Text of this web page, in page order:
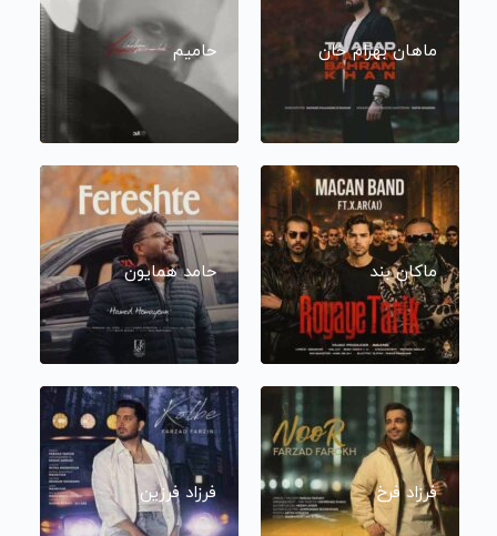
ماهان بهرام خان حامیم
ماکان بند حامد همایون
فرزاد فرخ فرزاد فرزین